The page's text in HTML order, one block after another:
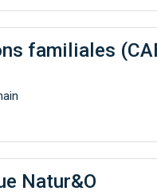
familiales
Natur&O